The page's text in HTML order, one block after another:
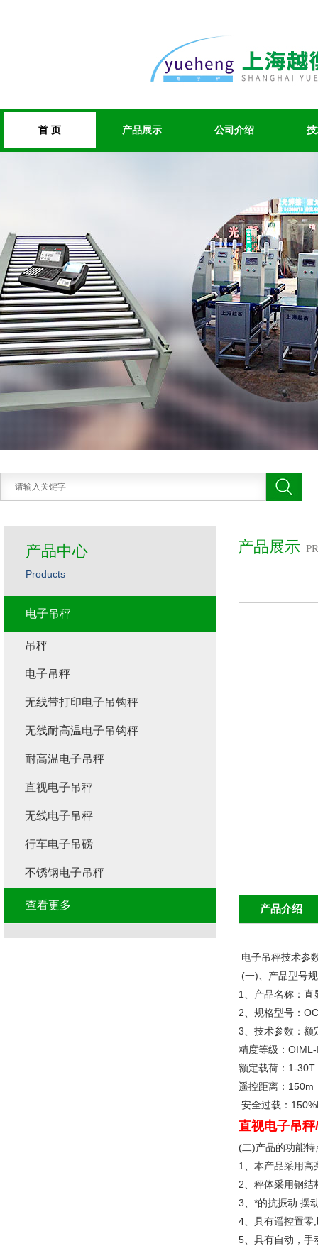
首 页 产品展示 公司介绍
产品展示
产品介绍
电子吊秤技术参
(一)、产品型号
1、产品名称：直
2、规格型号：
3、技术参数
精度等级：
额定载荷：1-
遥控距离：
安全过载：
直视电子吊
(二)产品的功能特
1、本产品采用高
2、秤体采用钢结
3、*的抗振动.摆
4、具有遥控置零
5、具有自动，手
产品中心
Products
电子吊秤
吊秤
电子吊秤
无线带打印电子吊钩秤
无线耐高温电子吊钩秤
耐高温电子吊秤
直视电子吊秤
无线电子吊秤
行车电子吊磅
不锈钢电子吊秤
查看更多